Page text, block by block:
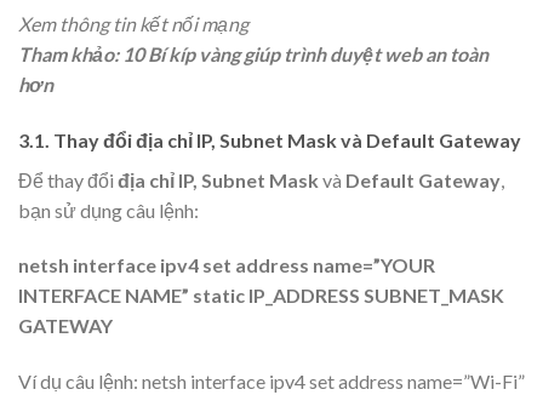
Xem thông tin kết nối mạng
Tham khảo: 10 Bí kíp vàng giúp trình duyệt web an toàn
hơn
3.1. Thay đổi địa chỉ IP, Subnet Mask và Default Gateway
Để thay đổi địa chỉ IP, Subnet Mask và Default Gateway
bạn sử dụng câu lệnh:
netsh interface ipv4 set address name=”YOUR
INTERFACE NAME” static IP_ADDRESS SUBNET_MASK
GATEWAY
Ví dụ câu lệnh: netsh interface ipv4 set address name=”Wi-Fi”